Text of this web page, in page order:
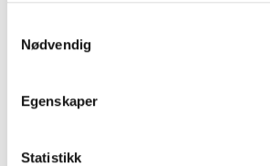
Nødvendig
Egenskaper
Statistikk